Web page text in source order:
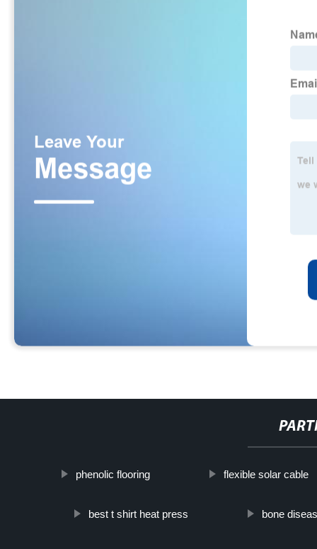
phenolic flooring flexible solar cable
best t shirt heat press bone